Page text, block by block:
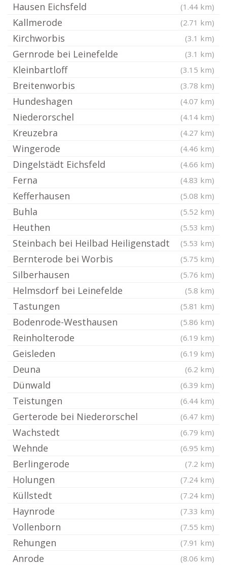
Hausen Eichsfeld (1.44 km)
Kallmerode (2.71 km)
Kirchworbis (3.1 km)
Gernrode bei Leinefelde (3.1 km)
Kleinbartloff (3.15 km)
Breitenworbis (3.78 km)
Hundeshagen (4.07 km)
Niederorschel (4.14 km)
Kreuzebra (4.27 km)
Wingerode (4.46 km)
Dingelstädt Eichsfeld (4.66 km)
Ferna (4.83 km)
Kefferhausen (5.08 km)
Buhla (5.52 km)
Heuthen (5.53 km)
Steinbach bei Heilbad Heiligenstadt (5.53 km)
Bernterode bei Worbis (5.75 km)
Silberhausen (5.76 km)
Helmsdorf bei Leinefelde (5.8 km)
Tastungen (5.81 km)
Bodenrode-Westhausen (5.86 km)
Reinholterode (6.19 km)
Geisleden (6.19 km)
Deuna (6.2 km)
Dünwald (6.39 km)
Teistungen (6.44 km)
Gerterode bei Niederorschel (6.47 km)
Wachstedt (6.79 km)
Wehnde (6.95 km)
Berlingerode (7.2 km)
Holungen (7.24 km)
Küllstedt (7.24 km)
Haynrode (7.33 km)
Vollenborn (7.55 km)
Rehungen (7.91 km)
Anrode (8.06 km)